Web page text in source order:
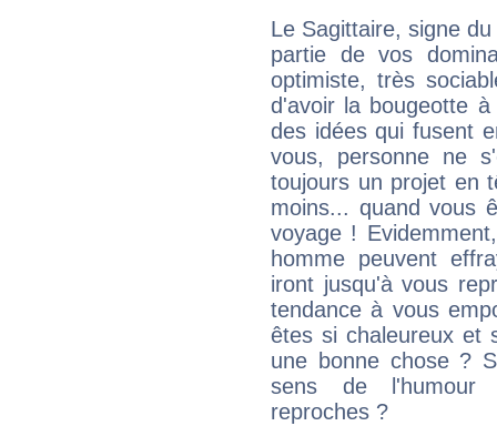
Le Sagittaire, signe
partie de vos
optimiste, très
d'avoir la bougeotte
des idées qui fusent
vous, personne ne
toujours un projet en
moins... quand vous
voyage !
homme peuvent
iront jusqu'à vous
tendance à vous
êtes si chaleureux et
une bonne chose ?
sens de l'humour
reproches ?